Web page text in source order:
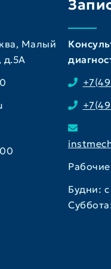
Малый
д.5A
Будни: